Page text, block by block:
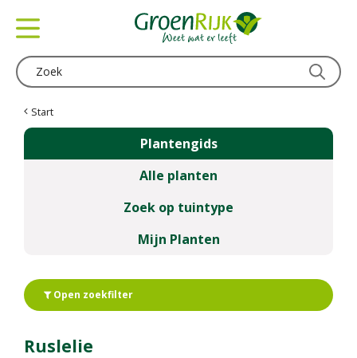
Start
Plantengids
Alle planten
Zoek op tuintype
Mijn Planten
Open zoekfilter
Ruslelie